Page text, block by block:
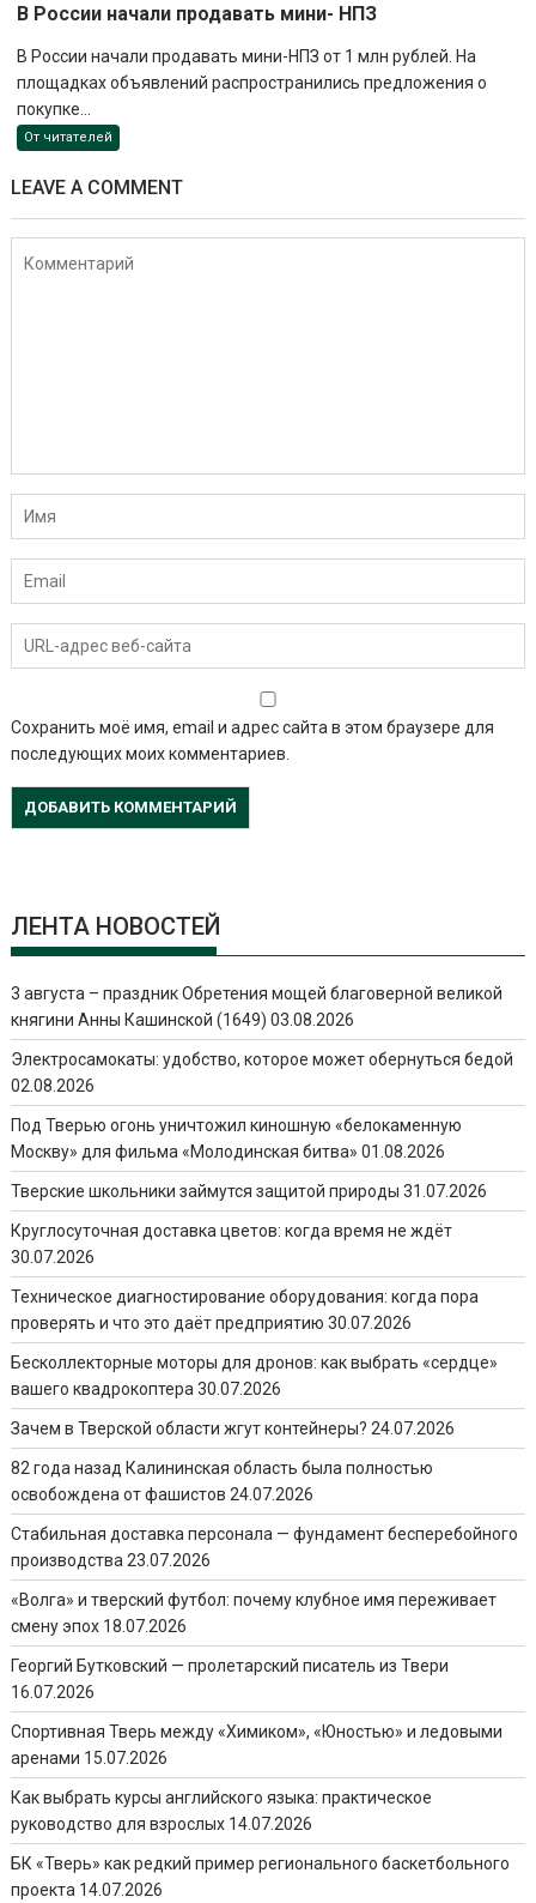
В России начали продавать мини- НПЗ
В России начали продавать мини-НПЗ от 1 млн рублей. На
площадках объявлений распространились предложения о
покупке...
От читателей
LEAVE A COMMENT
Сохранить моё имя, email и адрес сайта в этом браузере для
последующих моих комментариев.
ЛЕНТА НОВОСТЕЙ
3 августа – праздник Обретения мощей благоверной великой
княгини Анны Кашинской (1649) 03.08.2026
Электросамокаты: удобство, которое может обернуться бедой
02.08.2026
Под Тверью огонь уничтожил киношную «белокаменную
Москву» для фильма «Молодинская битва» 01.08.2026
Тверские школьники займутся защитой природы 31.07.2026
Круглосуточная доставка цветов: когда время не ждёт
30.07.2026
Техническое диагностирование оборудования: когда пора
проверять и что это даёт предприятию 30.07.2026
Бесколлекторные моторы для дронов: как выбрать «сердце»
вашего квадрокоптера 30.07.2026
Зачем в Тверской области жгут контейнеры? 24.07.2026
82 года назад Калининская область была полностью
освобождена от фашистов 24.07.2026
Стабильная доставка персонала — фундамент бесперебойного
производства 23.07.2026
«Волга» и тверский футбол: почему клубное имя переживает
смену эпох 18.07.2026
Георгий Бутковский — пролетарский писатель из Твери
16.07.2026
Спортивная Тверь между «Химиком», «Юностью» и ледовыми
аренами 15.07.2026
Как выбрать курсы английского языка: практическое
руководство для взрослых 14.07.2026
БК «Тверь» как редкий пример регионального баскетбольного
проекта 14.07.2026